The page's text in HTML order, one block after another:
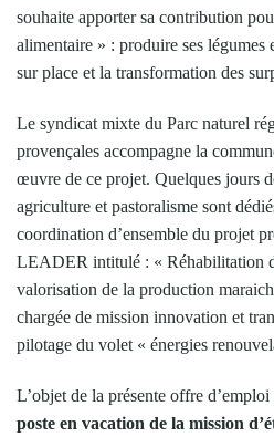
souhaite apporter sa contribution
alimentaire » : produire ses légumes
sur place et la transformation des
Le syndicat mixte du Parc naturel
provençales accompagne la
œuvre de ce projet. Quelques jours
agriculture et pastoralisme sont
coordination d’ensemble du projet
LEADER intitulé : « Réhabilitation
valorisation de la production
chargée de mission innovation et
pilotage du volet « énergies
L’objet de la présente offre d’emploi
poste en vacation de la mission